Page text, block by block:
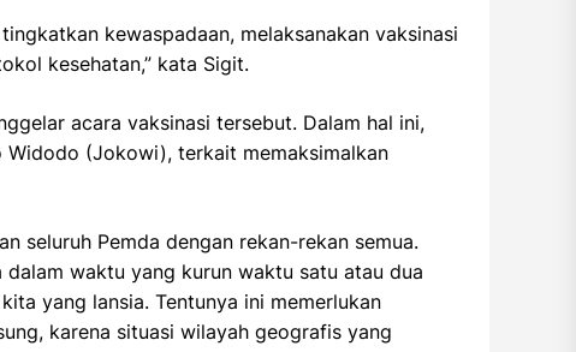
kewaspadaan, melaksanakan vaksinasi
kesehatan,” kata Sigit.
acara vaksinasi tersebut. Dalam hal ini,
Widodo (Jokowi), terkait memaksimalkan
seluruh Pemda dengan rekan-rekan semua.
waktu yang kurun waktu satu atau dua
yang lansia. Tentunya ini memerlukan
karena situasi wilayah geografis yang